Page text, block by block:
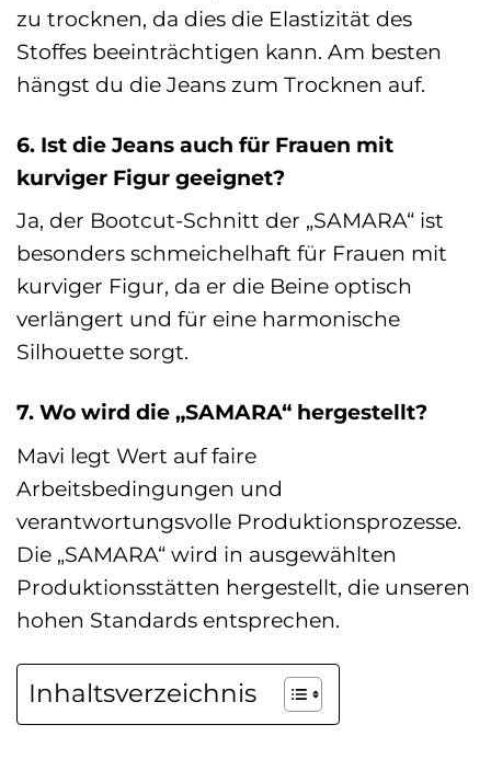
zu trocknen, da dies die Elastizität des
Stoffes beeinträchtigen kann. Am besten
hängst du die Jeans zum Trocknen auf.
6. Ist die Jeans auch für Frauen mit
kurviger Figur geeignet?
Ja, der Bootcut-Schnitt der „SAMARA“ ist
besonders schmeichelhaft für Frauen mit
kurviger Figur, da er die Beine optisch
verlängert und für eine harmonische
Silhouette sorgt.
7. Wo wird die „SAMARA“ hergestellt?
Mavi legt Wert auf faire
Arbeitsbedingungen und
verantwortungsvolle Produktionsprozesse.
Die „SAMARA“ wird in ausgewählten
Produktionsstätten hergestellt, die unseren
hohen Standards entsprechen.
Inhaltsverzeichnis